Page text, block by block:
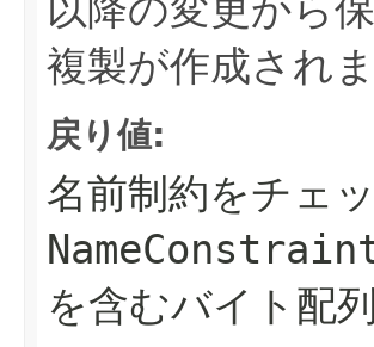
複製が作成されま
戻り値:
名前制約をチェ
を含むバイト配